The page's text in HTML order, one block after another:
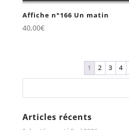
Affiche n°166 Un matin
40,00€
1 2 3 4
Articles récents